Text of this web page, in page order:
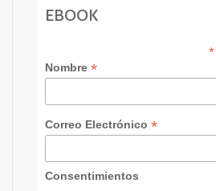
EBOOK
*
Nombre*
Correo Electrónico*
Consentimientos